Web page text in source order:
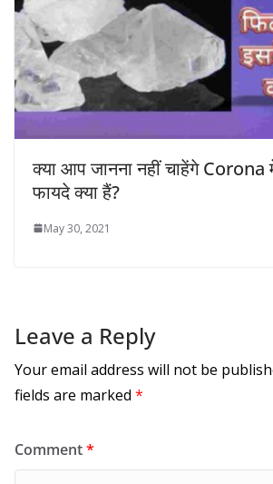
क्या आप जानना नहीं चाहेंगे
फायदे क्या हैं?
May 30, 2021
Leave a Reply
Your email address will not be
fields are marked *
Comment*